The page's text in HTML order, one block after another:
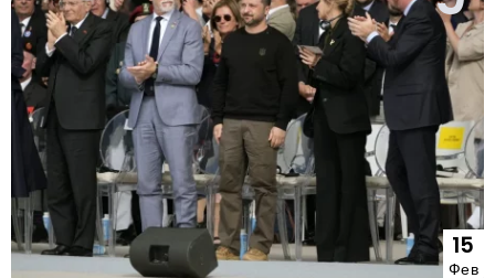
15
Фев